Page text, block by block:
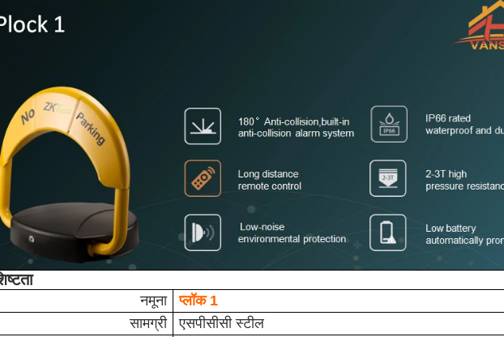
नमूना
प्लॉक 1
सामग्री
एसपीसीसी स्टील